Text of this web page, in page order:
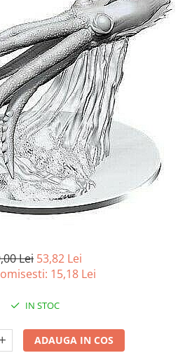
carti
carti
Lei 53,82 Lei
15,18 Lei
IN STOC
ADAUGA IN COS